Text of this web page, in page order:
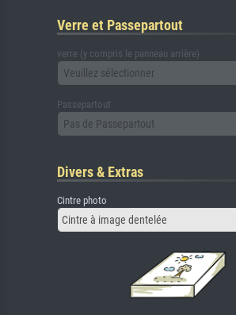
Verre et Passepartout
verre (y compris le panneau arrière)
Veuillez sélectionner
Passepartout
Pas de Passepartout
Divers & Extras
Cintre photo
Cintre à image dentelée